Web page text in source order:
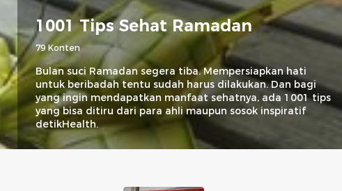
1001 Tips Sehat Ramadan
79 Konten
Bulan suci Ramadan segera tiba. Mempersiapkan hati
untuk beribadah tentu sudah harus dilakukan. Dan bagi
yang ingin mendapatkan manfaat sehatnya, ada 1001 tips
yang bisa ditiru dari para ahli maupun sosok inspiratif
detikHealth.